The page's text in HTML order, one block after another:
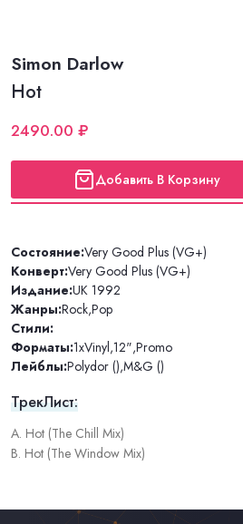
Simon Darlow
Hot
2490.00 ₽
Добавить В Корзину
Состояние:Very Good Plus (VG+)
Конверт:Very Good Plus (VG+)
Издание:UK 1992
Жанры:Rock,Pop
Стили:
Форматы:1xVinyl,12",Promo
Лейблы:Polydor (),M&G ()
ТрекЛист:
A. Hot (The Chill Mix)
B. Hot (The Window Mix)